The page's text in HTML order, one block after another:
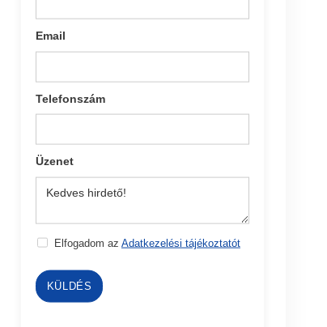
Email
Telefonszám
Üzenet
Elfogadom az Adatkezelési tájékoztatót
KÜLDÉS